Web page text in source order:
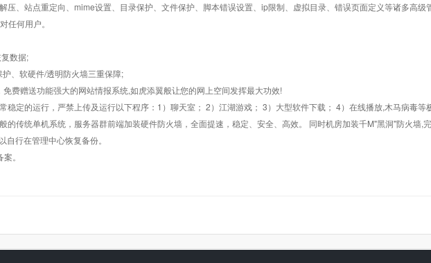
压、站点重定向、mime设置、目录保护、文件保护、脚本错误设置、ip限制、虚拟目录、错误页面定义等诸多高级
任何用户。
数据;
、软硬件/透明防火墙三重保障;
费赠送功能强大的网站情报系统,如虎添翼般让您的网上空间发挥最大功效!
定的运行，严禁上传及运行以下程序：1）聊天室； 2）江湖游戏； 3）大型软件下载； 4）在线播放,木马病毒等
传统单机系统，服务器群前端加装硬件防火墙，全面提速，稳定、安全、高效。 同时机房加装千M"黑洞"防火墙,完
行在管理中心恢复备份。
。